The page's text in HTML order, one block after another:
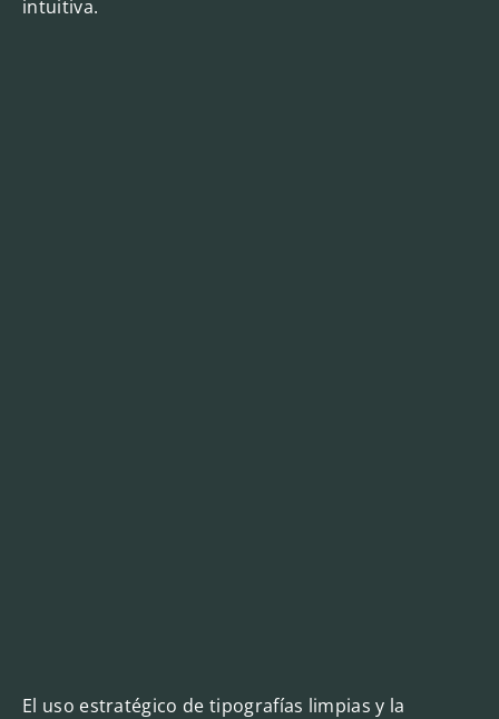
intuitiva.
El uso estratégico de tipografías limpias y la